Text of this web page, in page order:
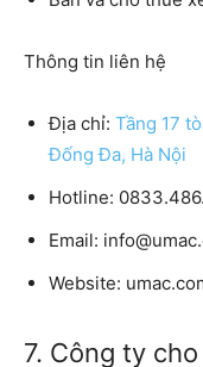
Thông tin liên hệ
Địa chỉ: Tầng 17
Đống Đa, Hà Nội
Hotline:
Email:
Website:
7. Công ty